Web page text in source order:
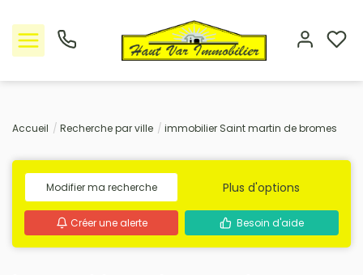
Nos offres
L'Agence
Rejoindre le groupement
Avis clients
Accueil Recherche par ville immobilier Saint martin de bromes
Modifier ma recherche Plus d'options
Créer une alerte Besoin d'aide